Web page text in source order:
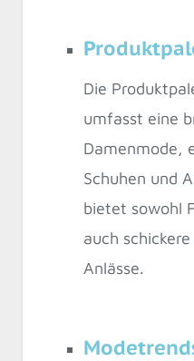
Die
umfasst eine
Damenmode,
Schuhen und
bietet sowohl
auch
Anlässe.